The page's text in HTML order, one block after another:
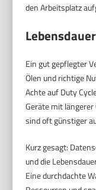
den Arbeitsplatz
Ein gut gepflegter
Ölen und richtige
Achte auf Duty
Geräte mit
sind oft günstiger
Kurz gesagt:
und die
Eine durchdachte